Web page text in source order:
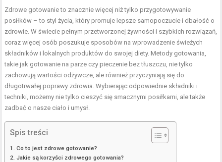
Zdrowe gotowanie to znacznie więcej niż tylko przygotowywanie
posiłków – to styl życia, który promuje lepsze samopoczucie i dbałość o
zdrowie. W świecie pełnym przetworzonej żywności i szybkich rozwiązań,
coraz więcej osób poszukuje sposobów na wprowadzenie świeżych
składników i lokalnych produktów do swojej diety. Metody gotowania,
takie jak gotowanie na parze czy pieczenie bez tłuszczu, nie tylko
zachowują wartości odżywcze, ale również przyczyniają się do
długotrwałej poprawy zdrowia. Wybierając odpowiednie składniki i
techniki, możemy nie tylko cieszyć się smacznymi posiłkami, ale także
zadbać o nasze ciało i umysł.
Spis treści
Co to jest zdrowe gotowanie?
Jakie są korzyści zdrowego gotowania?